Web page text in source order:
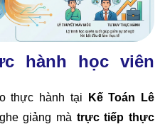
hành học viên
thực hành tại
Kế Toán Lê
giảng mà trực tiếp thực